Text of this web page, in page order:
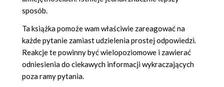
sposób.
Ta książka pomoże wam właściwie zareagować na
każde pytanie zamiast udzielenia prostej odpowiedzi.
Reakcje te powinny być wielopoziomowe i zawierać
odniesienia do ciekawych informacji wykraczających
poza ramy pytania.